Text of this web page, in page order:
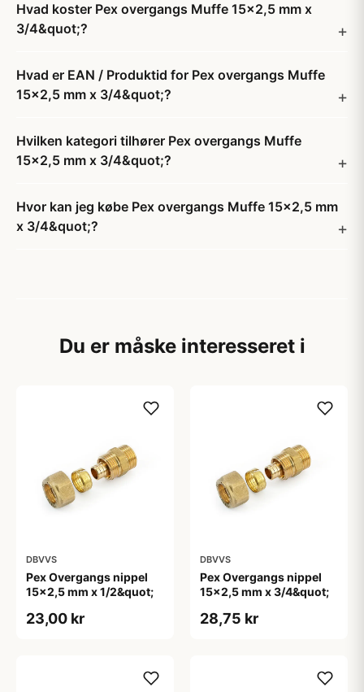
Hvad koster Pex overgangs Muffe 15x2,5 mm x
3/4&quot;?
Hvad er EAN / Produktid for Pex overgangs Muffe
15x2,5 mm x 3/4&quot;?
Hvilken kategori tilhører Pex overgangs Muffe
15x2,5 mm x 3/4&quot;?
Hvor kan jeg købe Pex overgangs Muffe 15x2,5 mm
x 3/4&quot;?
Du er måske interesseret i
DBVVS
Pex Overgangs nippel
15x2,5 mm x 1/2&quot;
23,00 kr
DBVVS
Pex Overgangs nippel
15x2,5 mm x 3/4&quot;
28,75 kr